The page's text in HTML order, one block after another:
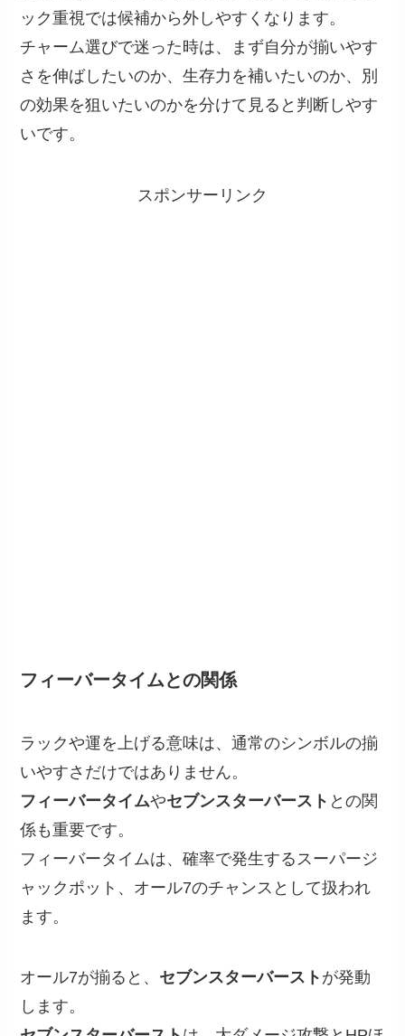
ック重視では候補から外しやすくなります。
チャーム選びで迷った時は、まず自分が揃いやす
さを伸ばしたいのか、生存力を補いたいのか、別
の効果を狙いたいのかを分けて見ると判断しやす
いです。
スポンサーリンク
フィーバータイムとの関係
ラックや運を上げる意味は、通常のシンボルの揃
いやすさだけではありません。
フィーバータイムやセブンスターバースト との関
係も重要です。
フィーバータイムは、確率で発生するスーパージ
ャックポット、オール7のチャンスとして扱われ
ます。
オール7が揃ると、 セブンスターバースト が発動
します。